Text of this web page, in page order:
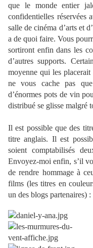
que le monde entier
confidentielles réservées
salle de cinéma d’arts et
a de quoi faire. Vous
sortiront enfin dans les
d’autres supports.
moyenne qui les
ne vous cache pas
d’énormes pots de vin
distribué se glisse malgré
Il est possible que des
titre anglais. Il est
soient comptabilisés
Envoyez-moi enfin, s’il
de rendre hommage à
films (les titres en
un des blogs partenaires) :